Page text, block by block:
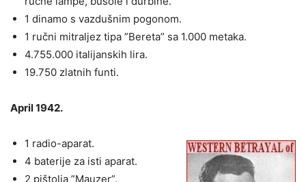
1 dinamo s vazdušnim pogonom.
1 ručni mitraljez tipa ”Bereta” sa 1.000 metaka.
4.755.000 italijanskih lira.
19.750 zlatnih funti.
April 1942.
1 radio-aparat.
4 baterije za isti aparat.
2 pištolja ”Mauzer”.